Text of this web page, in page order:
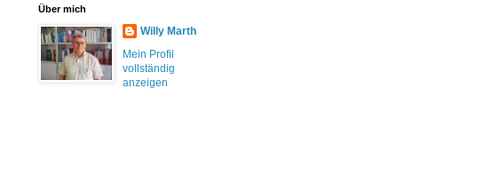
Über mich
Willy Marth
Mein Profil
vollständig
anzeigen